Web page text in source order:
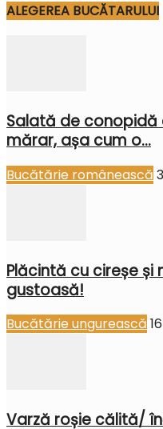
ALEGEREA BUCĂTARULUI
Salată de conopidă
mărar, așa cum o...
Bucătărie românească
Plăcintă cu cireșe
gustoasă!
Bucătărie ungurească
Varză roșie călită/